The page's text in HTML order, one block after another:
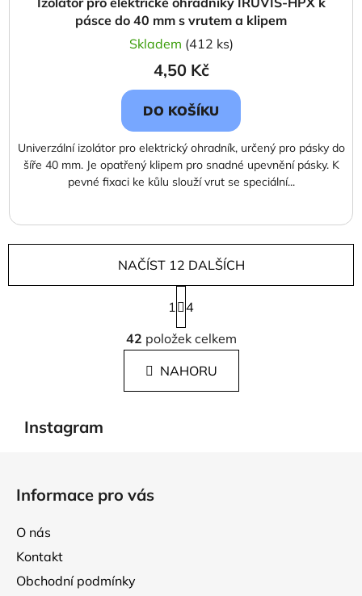
pásce do 40 mm s vrutem a klipem
Skladem (412 ks)
4,50 Kč
DO KOŠÍKU
Univerzální izolátor pro elektrický ohradník, určený pro pásky do
šíře 40 mm. Je opatřený klipem pro snadné upevnění pásky. K
pevné fixaci ke kůlu slouží vrut se speciální...
O
v
l
á
d
NAČÍST 12 DALŠÍCH
S
t
r
á
n
k
1
4
42 položek celkem
NAHORU
Instagram
Informace pro vás
O nás
Kontakt
Obchodní podmínky